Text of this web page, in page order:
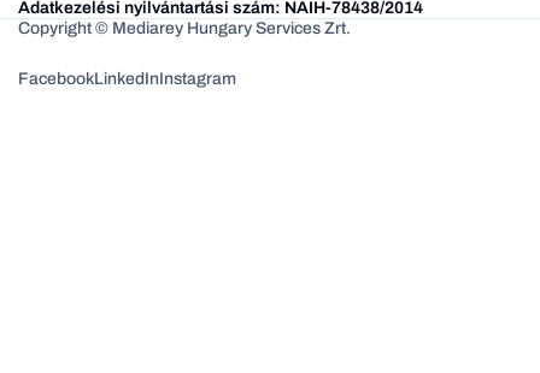
Adatkezelési nyilvántartási szám: NAIH-78438/2014
Copyright © Mediarey Hungary Services Zrt.
FacebookLinkedInInstagram